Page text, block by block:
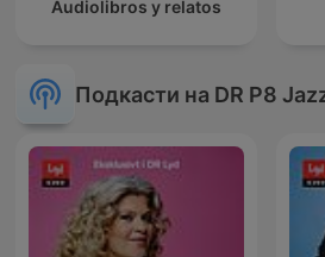
Audiolibros y relatos
Подкасти на DR P8